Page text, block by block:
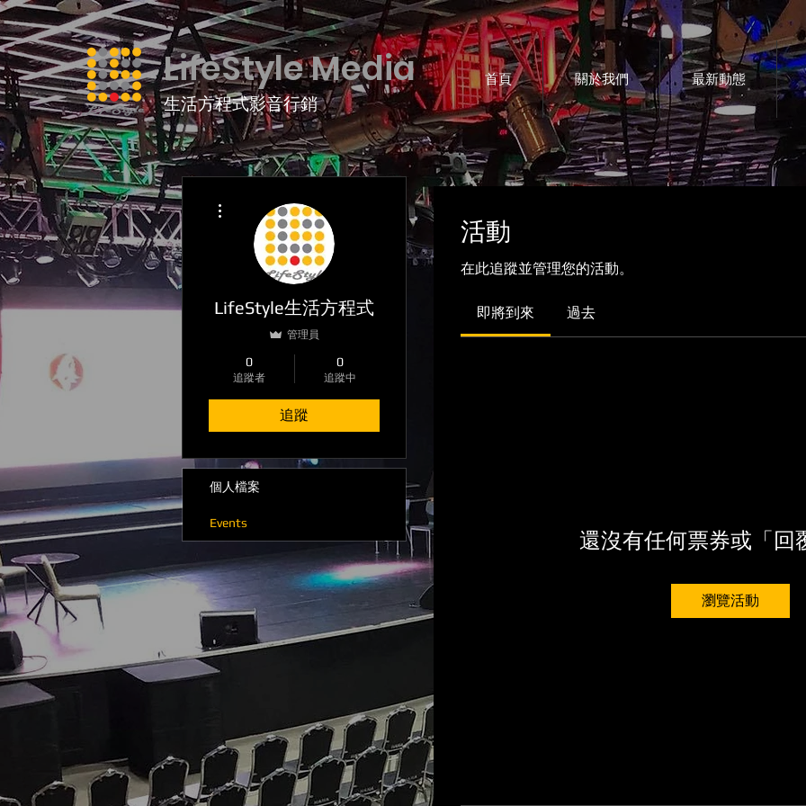
LifeStyle Media
生活方程式影音行銷
首頁 關於我們 最新動態
活動
在此追蹤並管理您的活動。
即將到來 過去
還沒有任何票券或「回
瀏覽活動
LifeStyle生活方程式
管理員
0
追蹤者
0
追蹤中
追蹤
個人檔案
Events